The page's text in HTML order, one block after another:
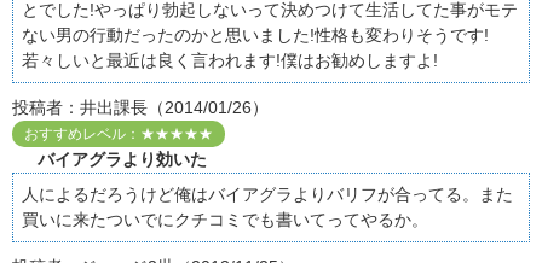
とでした!やっぱり勃起しないって決めつけて生活してた事がモテ
ない男の行動だったのかと思いました!性格も変わりそうです!
若々しいと最近は良く言われます!僕はお勧めしますよ!
投稿者：井出課長（2014/01/26）
おすすめレベル：★★★★★
バイアグラより効いた
人によるだろうけど俺はバイアグラよりバリフが合ってる。また
買いに来たついでにクチコミでも書いてってやるか。